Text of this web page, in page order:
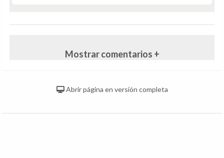
Mostrar comentarios +
Abrir página en versión completa